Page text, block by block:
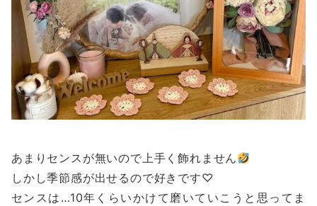
あまりセンスが無いので上手く飾れません
しかし季節感が出せるので好きです♡
センスは…10年くらいかけて磨いていこうと思ってま